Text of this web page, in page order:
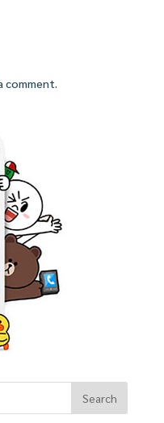
comment.